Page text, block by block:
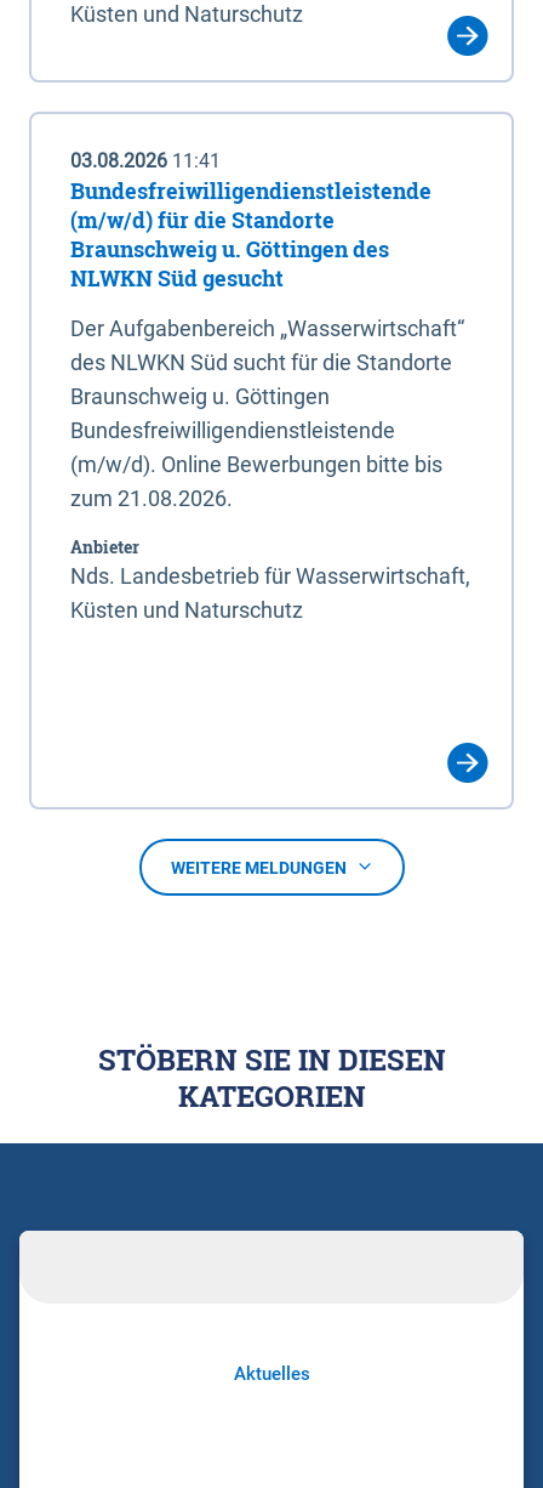
Küsten und Naturschutz
03.08.2026 11:41
Bundesfreiwilligendienstleistende
(m/w/d) für die Standorte
Braunschweig u. Göttingen des
NLWKN Süd gesucht
Der Aufgabenbereich „Wasserwirtschaft“
des NLWKN Süd sucht für die Standorte
Braunschweig u. Göttingen
Bundesfreiwilligendienstleistende
(m/w/d). Online Bewerbungen bitte bis
zum 21.08.2026.
Anbieter
Nds. Landesbetrieb für Wasserwirtschaft,
Küsten und Naturschutz
WEITERE MELDUNGEN
STÖBERN SIE IN DIESEN
KATEGORIEN
Aktuelles